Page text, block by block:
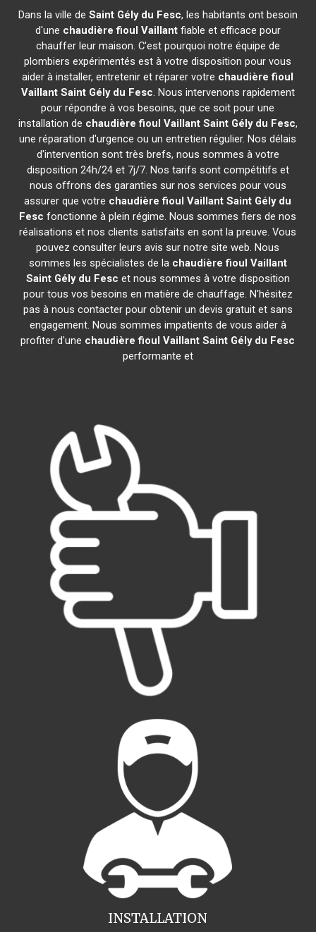
Dans la ville de Saint Gély du Fesc, les habitants ont besoin
d'une chaudière fioul Vaillantfiable et efficace pour
chauffer leur maison. C'est pourquoi notre équipe de
plombiers expérimentés est à votre disposition pour vous
aider à installer, entretenir et réparer votre chaudière fioul
Vaillant Saint Gély du Fesc. Nous intervenons rapidement
pour répondre à vos besoins, que ce soit pour une
installation de chaudière fioul Vaillant Saint Gély du Fesc,
une réparation d'urgence ou un entretien régulier. Nos délais
d'intervention sont très brefs, nous sommes à votre
disposition 24h/24 et 7j/7. Nos tarifs sont compétitifs et
nous offrons des garanties sur nos services pour vous
assurer que votre chaudière fioul Vaillant Saint Gély du
Fesc fonctionne à plein régime. Nous sommes fiers de nos
réalisations et nos clients satisfaits en sont la preuve. Vous
pouvez consulter leurs avis sur notre site web. Nous
sommes les spécialistes de la chaudière fioul Vaillant
Saint Gély du Fesc et nous sommes à votre disposition
pour tous vos besoins en matière de chauffage. N'hésitez
pas à nous contacter pour obtenir un devis gratuit et sans
engagement. Nous sommes impatients de vous aider à
profiter d'une chaudière fioul Vaillant Saint Gély du Fesc
performante et
INSTALLATION